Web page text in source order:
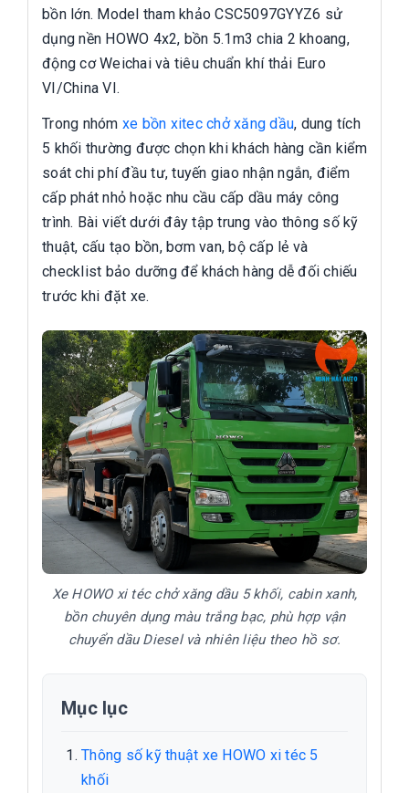
bồn lớn. Model tham khảo CSC5097GYYZ6 sử
dụng nền HOWO 4x2, bồn 5.1m3 chia 2 khoang,
động cơ Weichai và tiêu chuẩn khí thải Euro
VI/China VI.
Trong nhóm xe bồn xitec chở xăng dầu, dung tích
5 khối thường được chọn khi khách hàng cần kiểm
soát chi phí đầu tư, tuyến giao nhận ngắn, điểm
cấp phát nhỏ hoặc nhu cầu cấp dầu máy công
trình. Bài viết dưới đây tập trung vào thông số kỹ
thuật, cấu tạo bồn, bơm van, bộ cấp lẻ và
checklist bảo dưỡng để khách hàng dễ đối chiếu
trước khi đặt xe.
Xe HOWO xi téc chở xăng dầu 5 khối, cabin xanh,
bồn chuyên dụng màu trắng bạc, phù hợp vận
chuyển dầu Diesel và nhiên liệu theo hồ sơ.
Mục lục
Thông số kỹ thuật xe HOWO xi téc 5
khối